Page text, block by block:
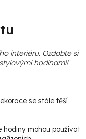
interiéru. Ozdobte si
hodinami!
se stále těší
hodiny mohou používat